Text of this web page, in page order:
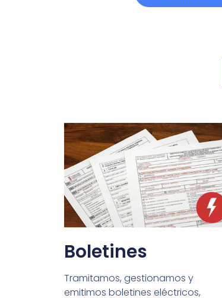
Boletines
Tramitamos, gestionamos y
emitimos boletines eléctricos,